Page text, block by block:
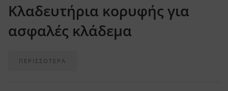
Κλαδευτήρια κορυφής για
ασφαλές κλάδεμα
ΠΕΡΙΣΣΟΤΕΡΑ